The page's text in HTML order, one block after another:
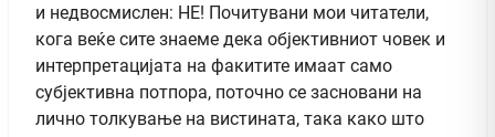
и недвосмислен: НЕ! Почитувани мои читатели,
кога веќе сите знаеме дека објективниот човек и
интерпретацијата на факитите имаат само
субјективна потпора, поточно се засновани на
лично толкување на вистината, така како што